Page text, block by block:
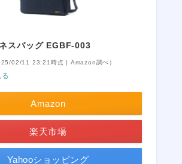
スバッグ EGBF-003
02/11 23:21時点 | Amazon調べ）
Amazon
楽天市場
Yahooショッピング